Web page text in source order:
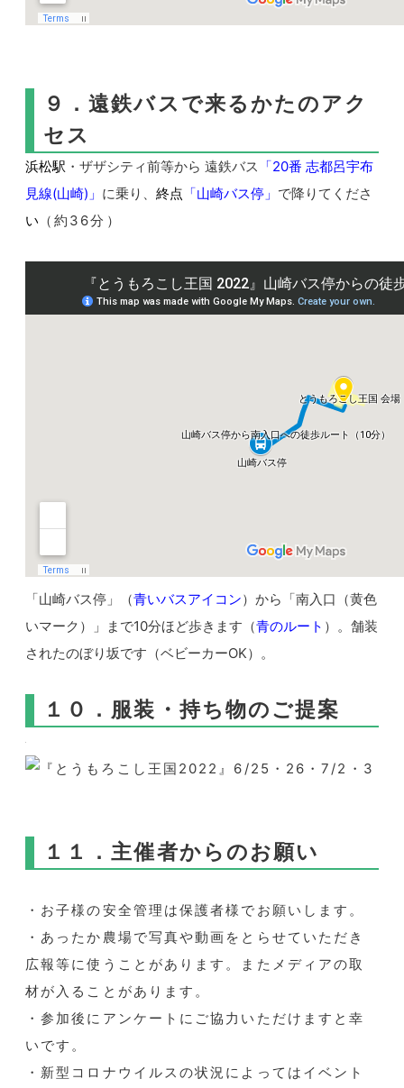
９．遠鉄バスで来るかたのアク
セス
浜松駅 ・ザザシティ前等から 遠鉄バス 「20番 志都呂宇布
見線(山崎) 」 に乗り、 終点 「山崎バス停」 で降りてくださ
い （約36分）
「山崎バス停 」（青いバスアイコン） から 「南入口（黄色
いマーク）」まで10分ほど歩きます（青のルート ）。 舗装
されたのぼり坂です（ベビーカーOK）。
１０．服装・持ち物のご提案
１１．主催者からのお願い
・お子様の安全管理は保護者様でお願いします。
・あったか農場で写真や動画をとらせていただき
広報等に使うことがあります。またメディアの取
材が入ることがあります。
・参加後にアンケートにご協力いただけますと幸
いです。
・新型コロナウイルスの状況によってはイベント